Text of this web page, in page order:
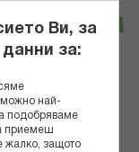
Вход
Ви, за
за:
най-
подобряваме
приемеш
жалко, защото